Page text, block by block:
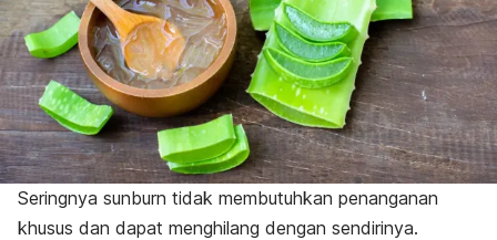
Seringnya sunburn tidak membutuhkan penanganan
khusus dan dapat menghilang dengan sendirinya.